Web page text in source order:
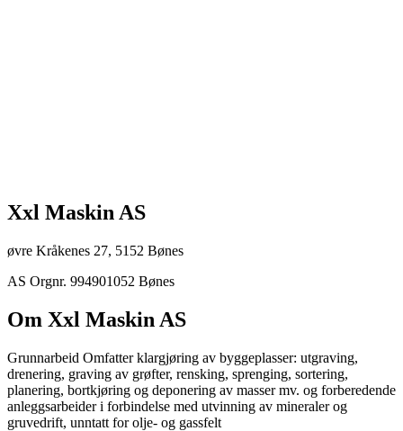
Xxl Maskin AS
øvre Kråkenes 27, 5152 Bønes
AS Orgnr. 994901052 Bønes
Om Xxl Maskin AS
Grunnarbeid Omfatter klargjøring av byggeplasser: utgraving,
drenering, graving av grøfter, rensking, sprenging, sortering,
planering, bortkjøring og deponering av masser mv. og forberedende
anleggsarbeider i forbindelse med utvinning av mineraler og
gruvedrift, unntatt for olje- og gassfelt